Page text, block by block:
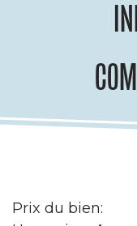
Prix du bien: